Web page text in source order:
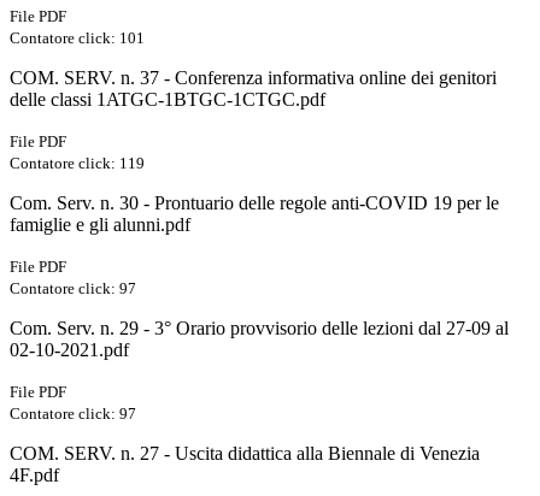
File PDF
Contatore click: 101
COM. SERV. n. 37 - Conferenza informativa online dei genitori
delle classi 1ATGC-1BTGC-1CTGC.pdf
File PDF
Contatore click: 119
Com. Serv. n. 30 - Prontuario delle regole anti-COVID 19 per le
famiglie e gli alunni.pdf
File PDF
Contatore click: 97
Com. Serv. n. 29 - 3° Orario provvisorio delle lezioni dal 27-09 al
02-10-2021.pdf
File PDF
Contatore click: 97
COM. SERV. n. 27 - Uscita didattica alla Biennale di Venezia
4F.pdf